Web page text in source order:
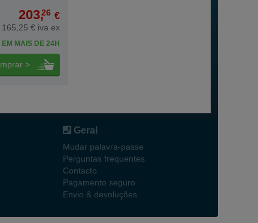
203,26 €
165,25 € iva ex
MAIS DE 24H
>
Geral
Mudar palavra-passe
Perguntas frequentes
Contacto
Pagamento seguro
Envio & devoluções